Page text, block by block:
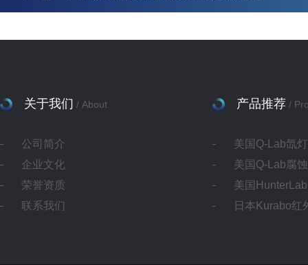
关于我们 / About
公司简介
企业文化
荣誉资质
联系我们
产品推荐 /
美国Q-Lab氙
美国Q-Lab腐
美国
日本Kurabo红